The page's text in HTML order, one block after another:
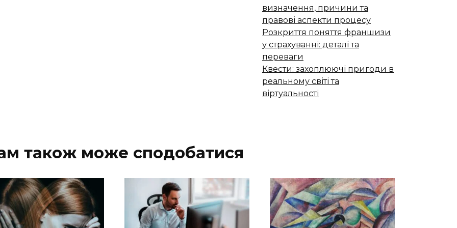
визначення, причини та
правові аспекти процесу
Розкриття поняття франшизи
у страхуванні: деталі та
переваги
Квести: захоплюючі пригоди в
реальному світі та
віртуальності
також може сподобатися